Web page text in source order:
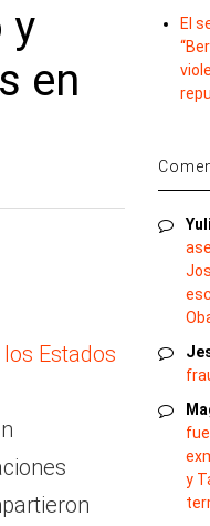
y
en
Estados
El
y